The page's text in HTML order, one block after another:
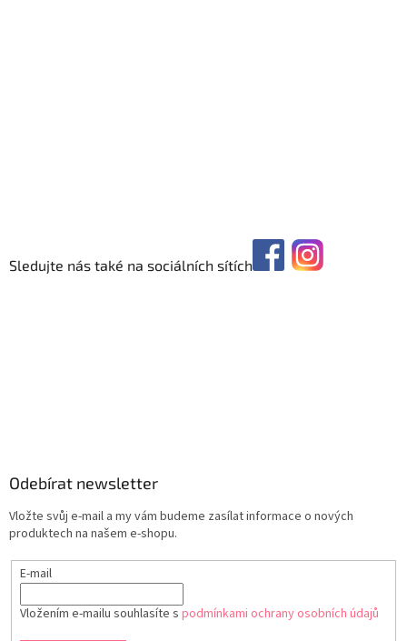
Sledujte nás také na sociálních sítích
Odebírat newsletter
Vložte svůj e-mail a my vám budeme zasílat informace o nových
produktech na našem e-shopu.
E-mail
Vložením e-mailu souhlasíte s podmínkami ochrany osobních údajů